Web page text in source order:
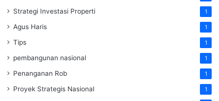
Strategi Investasi Properti 1
Agus Haris 1
Tips 1
pembangunan nasional 1
Penanganan Rob 1
Proyek Strategis Nasional 1